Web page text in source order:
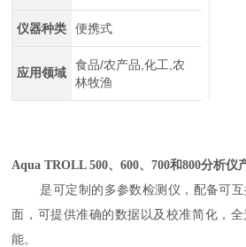
仪器种类 便携式
应用领域
食品/农产品,化工,农
林牧渔
Aqua TROLL 500、600、700和800分析仪
是可定制的多参数检测仪，配备可
面，可提供准确的数据以及校准简化，
能。